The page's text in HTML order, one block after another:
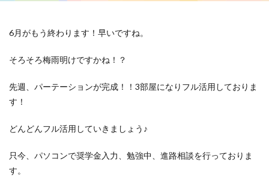
6月がもう終わります！早いですね。
そろそろ梅雨明けですかね！？
先週、パーテーションが完成！！3部屋になりフル活用しておりま
す！
どんどんフル活用していきましょう♪
只今、パソコンで奨学金入力、勉強中、進路相談を行っておりま
す。